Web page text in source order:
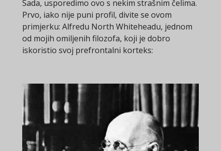
Sada, usporedimo ovo s nekim strašnim čelima.
Prvo, iako nije puni profil, divite se ovom
primjerku: Alfredu North Whiteheadu, jednom
od mojih omiljenih filozofa, koji je dobro
iskoristio svoj prefrontalni korteks: